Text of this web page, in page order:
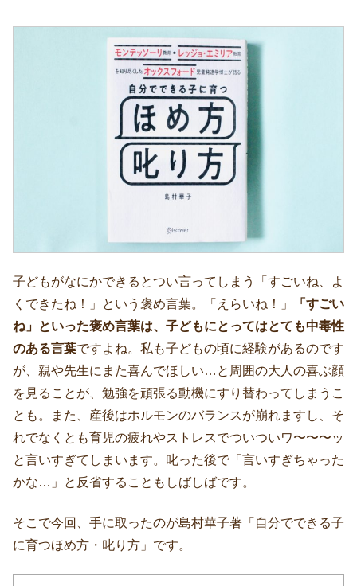
子どもがなにかできるとつい言ってしまう「すごいね、よ
くできたね！」という褒め言葉。「えらいね！」
「すごい
ね」といった褒め言葉は、子どもにとってはとても中毒性
のある言葉ですよね。私も子どもの頃に経験があるのです
が、親や先生にまた喜んでほしい…と周囲の大人の喜ぶ顔
を見ることが、勉強を頑張る動機にすり替わってしまうこ
とも。また、産後はホルモンのバランスが崩れますし、そ
れでなくとも育児の疲れやストレスでついついワ〜〜〜ッ
と言いすぎてしまいます。叱った後で「言いすぎちゃった
かな…」と反省することもしばしばです。
そこで今回、手に取ったのが島村華子著「自分でできる子
に育つほめ方・叱り方」です。